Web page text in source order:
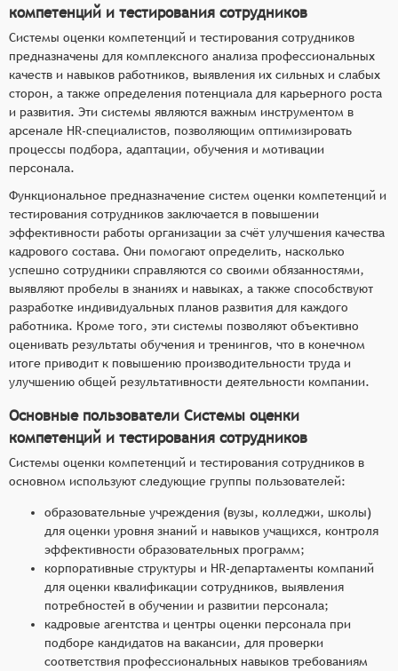
компетенций и тестирования сотрудников
Системы оценки компетенций и тестирования сотрудников
предназначены для комплексного анализа профессиональных
качеств и навыков работников, выявления их сильных и слабых
сторон, а также определения потенциала для карьерного роста
и развития. Эти системы являются важным инструментом в
арсенале HR-специалистов, позволяющим оптимизировать
процессы подбора, адаптации, обучения и мотивации
персонала.
Функциональное предназначение систем оценки компетенций и
тестирования сотрудников заключается в повышении
эффективности работы организации за счёт улучшения качества
кадрового состава. Они помогают определить, насколько
успешно сотрудники справляются со своими обязанностями,
выявляют пробелы в знаниях и навыках, а также способствуют
разработке индивидуальных планов развития для каждого
работника. Кроме того, эти системы позволяют объективно
оценивать результаты обучения и тренингов, что в конечном
итоге приводит к повышению производительности труда и
улучшению общей результативности деятельности компании.
Основные пользователи Системы оценки
компетенций и тестирования сотрудников
Системы оценки компетенций и тестирования сотрудников в
основном используют следующие группы пользователей:
образовательные учреждения (вузы, колледжи, школы)
для оценки уровня знаний и навыков учащихся, контроля
эффективности образовательных программ;
корпоративные структуры и HR-департаменты компаний
для оценки квалификации сотрудников, выявления
потребностей в обучении и развитии персонала;
кадровые агентства и центры оценки персонала при
подборе кандидатов на вакансии, для проверки
соответствия профессиональных навыков требованиям